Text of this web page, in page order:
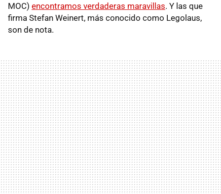
MOC) encontramos verdaderas maravillas. Y las que
firma Stefan Weinert, más conocido como Legolaus,
son de nota.